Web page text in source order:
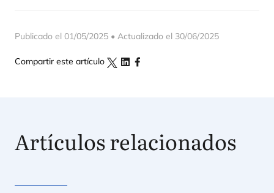
Publicado el 01/05/2025 • Actualizado el 30/06/2025
Compartir este artículo
Artículos relacionados